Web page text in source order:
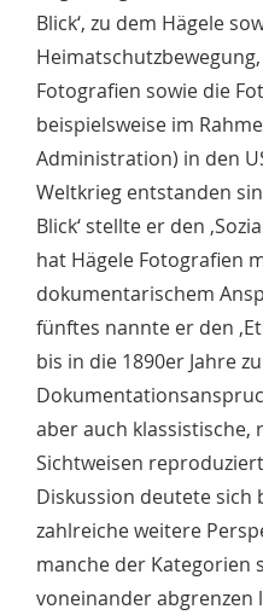
Blick‘, zu dem Hägele
Fotografien sowie die
beispielsweise im
Administration) in den
Weltkrieg entstanden
Blick‘ stellte er den
hat Hägele Fotografien
dokumentarischem
fünftes nannte er den
bis in die 1890er Jahre
aber auch klassistische,
Sichtweisen
Diskussion deutete sich
zahlreiche weitere
manche der Kategorien
voneinander abgrenzen